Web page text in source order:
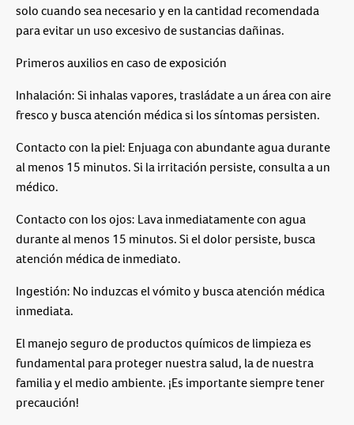
solo cuando sea necesario y en la cantidad recomendada
para evitar un uso excesivo de sustancias dañinas.
Primeros auxilios en caso de exposición
Inhalación: Si inhalas vapores, trasládate a un área con aire
fresco y busca atención médica si los síntomas persisten.
Contacto con la piel: Enjuaga con abundante agua durante
al menos 15 minutos. Si la irritación persiste, consulta a un
médico.
Contacto con los ojos: Lava inmediatamente con agua
durante al menos 15 minutos. Si el dolor persiste, busca
atención médica de inmediato.
Ingestión: No induzcas el vómito y busca atención médica
inmediata.
El manejo seguro de productos químicos de limpieza es
fundamental para proteger nuestra salud, la de nuestra
familia y el medio ambiente. ¡Es importante siempre tener
precaución!